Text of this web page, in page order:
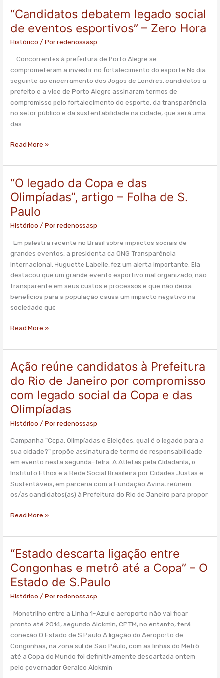
“Candidatos debatem legado social
de eventos esportivos” – Zero Hora
Histórico / Porredenossasp
Concorrentes à prefeitura de Porto Alegre se
comprometeram a investir no fortalecimento do esporte No dia
seguinte ao encerramento dos Jogos de Londres, candidatos a
prefeito e a vice de Porto Alegre assinaram termos de
compromisso pelo fortalecimento do esporte, da transparência
no setor público e da sustentabilidade na cidade, que será uma
das
“Candidatos
debatem
legado
social
esportivos”
Zero
Hora
Read More »
“O legado da Copa e das
Olimpíadas”, artigo – Folha de S.
Paulo
Histórico / Porredenossasp
Em palestra recente no Brasil sobre impactos sociais de
grandes eventos, a presidenta da ONG Transparência
Internacional, Huguette Labelle, fez um alerta importante. Ela
destacou que um grande evento esportivo mal organizado, não
transparente em seus custos e processos e que não deixa
benefícios para a população causa um impacto negativo na
sociedade que
“O
legado
da
Copa
e
Olimpíadas”,
artigo
–
Folha
de
S.
Paulo
Read More »
Ação reúne candidatos à Prefeitura
do Rio de Janeiro por compromisso
com legado social da Copa e das
Olimpíadas
Histórico / Porredenossasp
Campanha "Copa, Olimpíadas e Eleições: qual é o legado para a
sua cidade?" propõe assinatura de termo de responsabilidade
em evento nesta segunda-feira. A Atletas pela Cidadania, o
Instituto Ethos e a Rede Social Brasileira por Cidades Justas e
Sustentáveis, em parceria com a Fundação Avina, reúnem
os/as candidatos(as) à Prefeitura do Rio de Janeiro para propor
Ação
reúne
candidatos
à
Prefeitura
de
Janeiro
por
compromisso
com
legado
da
e
das
Olimpíadas
Read More »
“Estado descarta ligação entre
Congonhas e metrô até a Copa” – O
Estado de S.Paulo
Histórico / Porredenossasp
Monotrilho entre a Linha 1-Azul e aeroporto não vai ficar
pronto até 2014, segundo Alckmin; CPTM, no entanto, terá
conexão O Estado de S.Paulo A ligação do Aeroporto de
Congonhas, na zona sul de São Paulo, com as linhas do Metrô
até a Copa do Mundo foi definitivamente descartada ontem
pelo governador Geraldo Alckmin
“Estado
descarta
ligação
entre
Congonhas
metrô
até
a
Copa”
–
O